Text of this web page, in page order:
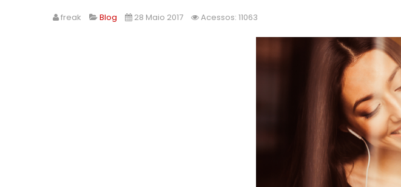
freak Blog 28 Maio 2017 Acessos: 11063